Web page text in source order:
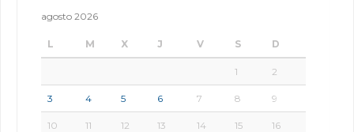
agosto 2026
L M X J V S D
1 2
3 4 5 6 7 8 9
10 11 12 13 14 15 16